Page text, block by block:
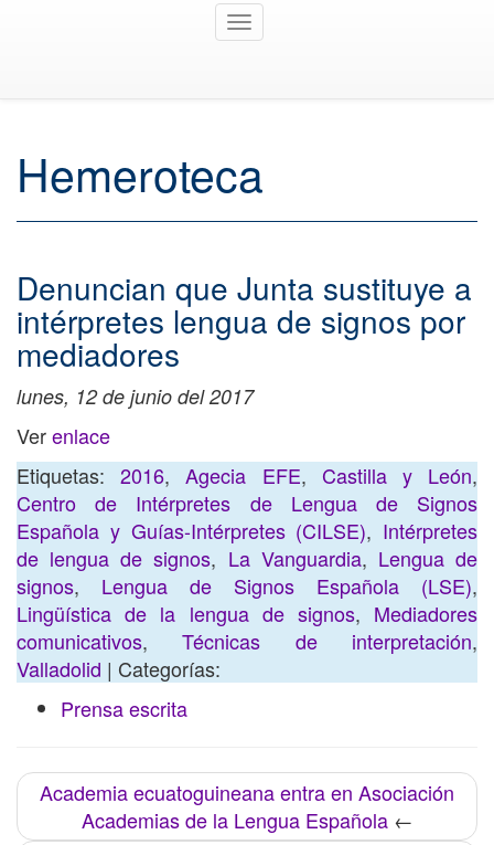
Toggle
Hemeroteca
Denuncian que Junta sustituye a
intérpretes lengua de signos por
mediadores
lunes, 12 de junio del 2017
Verenlace
Etiquetas:2016,Agecia EFE, Castilla y León,
Centro de Intérpretes de Lengua de Signos
Española y Guías-Intérpretes (CILSE), Intérpretes
de lengua de signos, La Vanguardia, Lengua de
signos, Lengua de Signos Española (LSE),
Lingüística de la lengua de signos, Mediadores
comunicativos,Técnicas de interpretación,
Valladolid | Categorías:
Prensa escrita
Academia ecuatoguineana entra en Asociación
Academias de la Lengua Española←